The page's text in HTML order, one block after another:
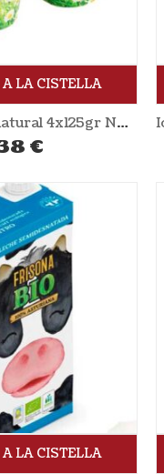
LA CISTELLA
Iogurt de vaca natural 4x125gr NATURLAN
€
LA CISTELLA